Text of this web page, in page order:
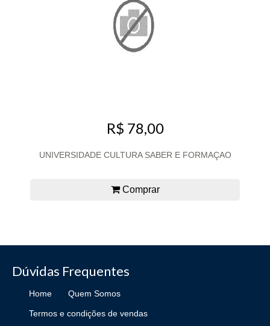
R$ 78,00
UNIVERSIDADE CULTURA SABER E FORMAÇAO
Comprar
Dúvidas Frequentes
Home Quem Somos
Termos e condições de vendas